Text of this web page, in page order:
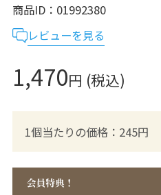
商品ID
01992380
レビューを見る
1,470円 (税込)
1個当たりの価格：245円